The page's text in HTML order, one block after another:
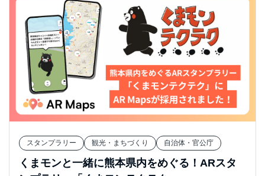
スタンプラリー 観光・まちづくり 自治体・官公庁
くまモンと一緒に熊本県内をめぐる！ARスタ